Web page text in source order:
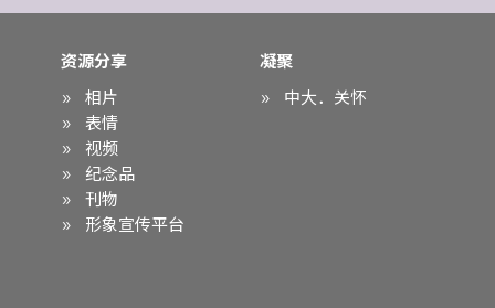
资源分享
相片
表情
视频
纪念品
刊物
形象宣传平台
凝聚
中大．关怀